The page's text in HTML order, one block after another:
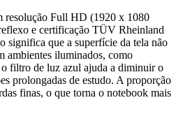
resolução Full HD (1920 x 1080
e certificação TÜV Rheinland
significa que a superfície da tela não
ambientes iluminados, como
o filtro de luz azul ajuda a diminuir o
prolongadas de estudo. A proporção
finas, o que torna o notebook mais